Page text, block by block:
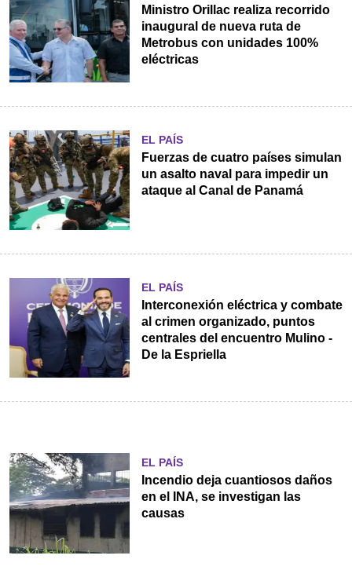
Ministro Orillac realiza recorrido
inaugural de nueva ruta de
Metrobus con unidades 100%
eléctricas
EL PAÍS
Fuerzas de cuatro países simulan
un asalto naval para impedir un
ataque al Canal de Panamá
EL PAÍS
Interconexión eléctrica y combate
al crimen organizado, puntos
centrales del encuentro Mulino -
De la Espriella
EL PAÍS
Incendio deja cuantiosos daños
en el INA, se investigan las
causas